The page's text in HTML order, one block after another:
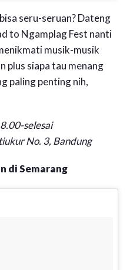
seru-seruan? Dateng
to Ngamplag Fest nanti
musik-musik
plus siapa tau menang
paling penting nih,
selesai
No. 3, Bandung
di Semarang